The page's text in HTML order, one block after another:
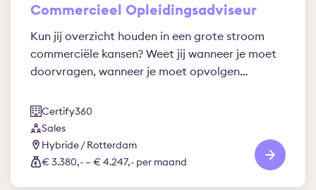
Commercieel Opleidingsadviseur
Kun jij overzicht houden in een grote stroom
commerciële kansen? Weet jij wanneer je moet
doorvragen, wanneer je moet opvolgen…
Certify360
Sales
Hybride / Rotterdam
€ 3.380,- – € 4.247,- per maand